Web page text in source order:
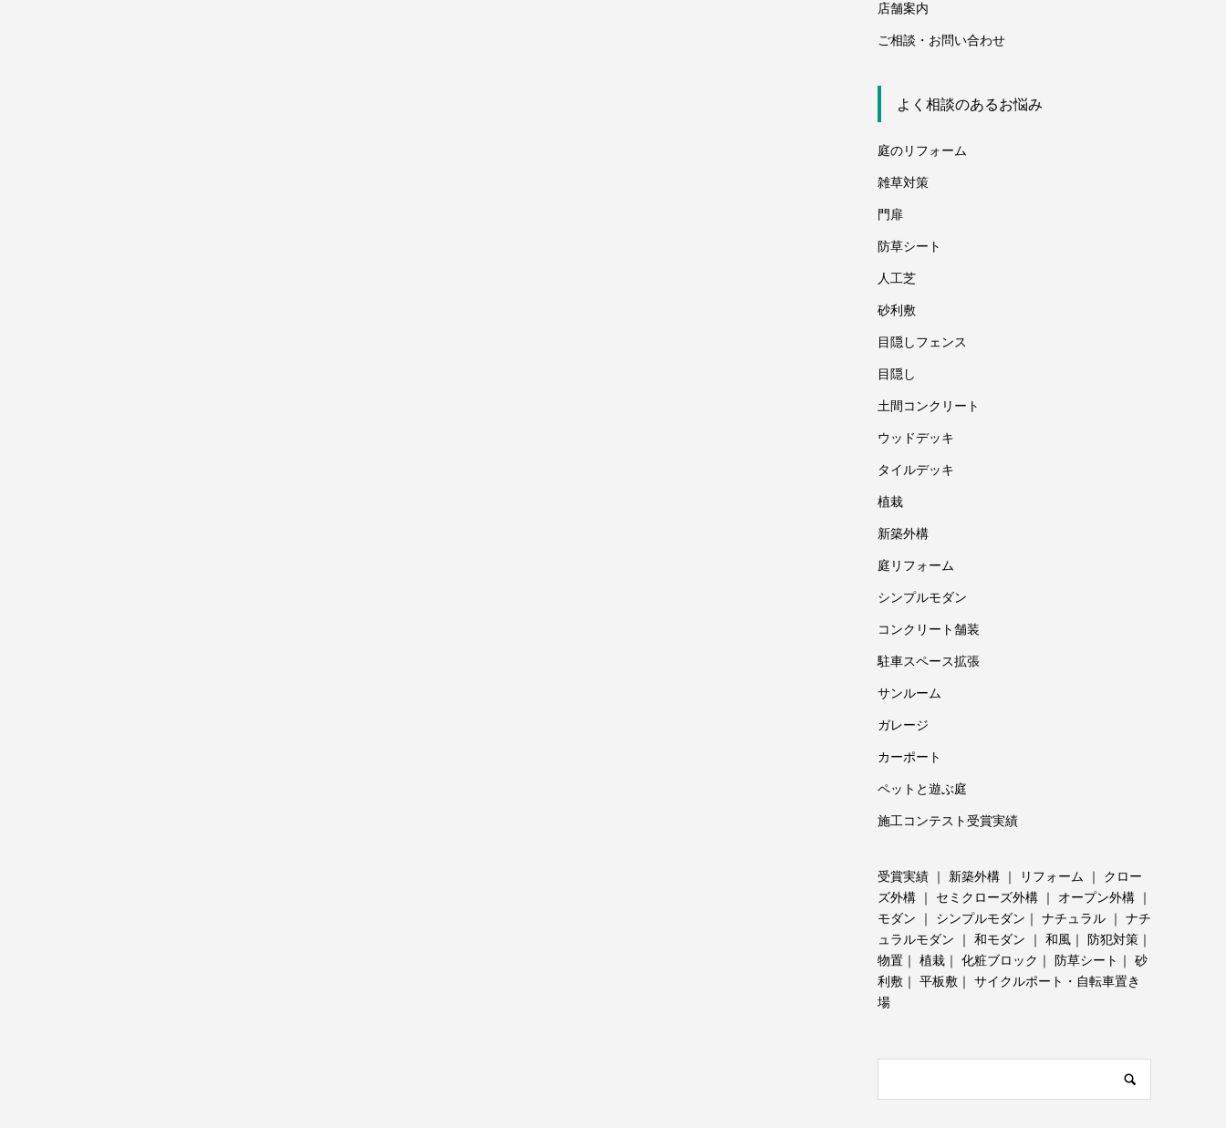
店舗案内
ご相談・お問い合わせ
よく相談のあるお悩み
庭のリフォーム
雑草対策
門扉
防草シート
人工芝
砂利敷
目隠しフェンス
目隠し
土間コンクリート
ウッドデッキ
タイルデッキ
植栽
新築外構
庭リフォーム
シンプルモダン
コンクリート舗装
駐車スペース拡張
サンルーム
ガレージ
カーポート
ペットと遊ぶ庭
施工コンテスト受賞実績
受賞実績 ｜ 新築外構 ｜ リフォーム ｜ クロー
ズ外構 ｜ セミクローズ外構 ｜ オープン外構 ｜
モダン ｜ シンプルモダン ｜ ナチュラル ｜ ナチ
ュラルモダン ｜ 和モダン ｜ 和風 ｜ 防犯対策 ｜
物置 ｜ 植栽 ｜ 化粧ブロック ｜ 防草シート ｜ 砂
利敷 ｜ 平板敷 ｜ サイクルポート・自転車置き
場